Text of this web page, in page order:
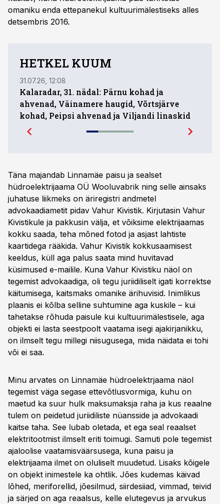
omaniku enda ettepanekul kultuurimälestiseks alles
detsembris 2016.
HETKEL KUUM
31.07.26, 12:08
Kalaradar, 31. nädal: Pärnu kohad ja
ahvenad, Väinamere haugid, Võrtsjärve
kohad, Peipsi ahvenad ja Viljandi linaskid
Täna majandab Linnamäe paisu ja sealset
hüdroelektrijaama OÜ Wooluvabrik ning selle ainsaks
juhatuse liikmeks on äriregistri andmetel
advokaadiametit pidav Vahur Kivistik. Kirjutasin Vahur
Kivistikule ja pakkusin välja, et võiksime elektrijaamas
kokku saada, teha mõned fotod ja asjast lahtiste
kaartidega rääkida. Vahur Kivistik kokkusaamisest
keeldus, küll aga palus saata mind huvitavad
küsimused e-mailile. Kuna Vahur Kivistiku näol on
tegemist advokaadiga, oli tegu juriidiliselt igati korrektse
käitumisega, kaitsmaks omanike ärihuvisid. Inimlikus
plaanis ei kõlba selline suhtumine aga kuskile – kui
tahetakse rõhuda paisule kui kultuurimälestisele, aga
objekti ei lasta seestpoolt vaatama isegi ajakirjanikku,
on ilmselt tegu millegi niisugusega, mida näidata ei tohi
või ei saa.
Minu arvates on Linnamäe hüdroelektrjaama näol
tegemist väga segase ettevõtlusvormiga, kuhu on
maetud ka suur hulk maksumaksja raha ja kus reaalne
tulem on peidetud juriidiliste nüansside ja advokaadi
kaitse taha. See lubab oletada, et ega seal reaalset
elektritootmist ilmselt eriti toimugi. Samuti pole tegemist
ajaloolise vaatamisväärsusega, kuna paisu ja
elektrijaama ilmet on oluliselt muudetud. Lisaks kõigele
on objekt inimestele ka ohtlik. Jões kudemas käivad
lõhed, meriforellid, jõesilmud, siirdesiiad, vimmad, teivid
ja särjed on aga reaalsus, kelle elutegevus ja arvukus